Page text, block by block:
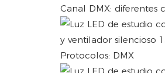
Canal DMX: diferentes
Protocolos: DMX